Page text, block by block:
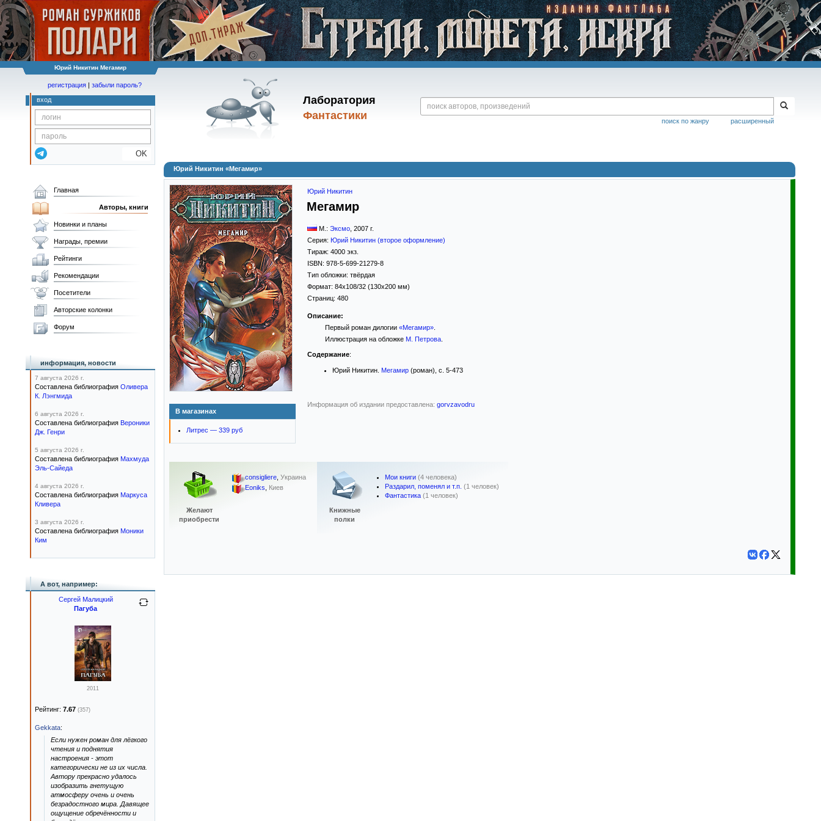
Юрий Никитин Мегамир
Лаборатория
Фантастики
расширенный
поиск по жанру
регистрация | забыли пароль?
вход
OK
Юрий Никитин «Мегамир»
В магазинах
Литрес — 339 руб
Юрий Никитин
Мегамир
М.: Эксмо 2007 г.
Серия: Юрий Никитин (второе оформление)
Тираж: 4000 экз.
ISBN: 978-5-699-21279-8
Тип обложки: твёрдая
Формат: 84x108/32 (130x200 мм)
Страниц: 480
Описание:
Первый роман дилогии «Мегамир».
Иллюстрация на обложке М. Петрова.
Содержание:
Юрий Никитин. Мегамир (роман), с. 5-473
Информация об издании предоставлена: gorvzavodru
Желают
приобрести
consigliere, Украина
Eoniks, Киев
Книжные
полки
Мои книги (4 человека)
Раздарил, поменял и т.п. (1 человек)
Фантастика (1 человек)
Главная
Авторы, книги
Новинки и планы
Награды, премии
Рейтинги
Рекомендации
Посетители
Авторские колонки
Форум
информация, новости
7 августа 2026 г.
Составлена библиография Оливера
К. Лэнгмида
6 августа 2026 г.
Составлена библиография Вероники
Дж. Генри
5 августа 2026 г.
Составлена библиография Махмуда
Эль-Сайеда
4 августа 2026 г.
Составлена библиография Маркуса
Кливера
3 августа 2026 г.
Составлена библиография Моники
Ким
А вот, например:
Сергей Малицкий
Пагуба
2011
Рейтинг: 7.67 (357)
Gekkata:
Если нужен роман для лёгкого
чтения и поднятия
настроения - этот
категорически не из их числа.
Автору прекрасно удалось
изобразить гнетущую
атмосферу очень и очень
безрадостного мира. Давящее
ощущение обречённости и